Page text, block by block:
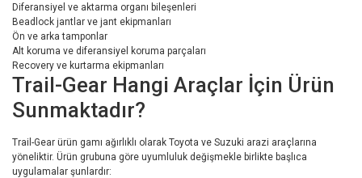
Diferansiyel ve aktarma organı bileşenleri
Beadlock jantlar ve jant ekipmanları
Ön ve arka tamponlar
Alt koruma ve diferansiyel koruma parçaları
Recovery ve kurtarma ekipmanları
Trail-Gear Hangi Araçlar İçin Ürün
Sunmaktadır?
Trail-Gear ürün gamı ağırlıklı olarak Toyota ve Suzuki arazi araçlarına
yöneliktir. Ürün grubuna göre uyumluluk değişmekle birlikte başlıca
uygulamalar şunlardır: